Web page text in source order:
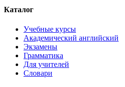
Каталог
Учебные курсы
Академический английский
Экзамены
Грамматика
Для учителей
Словари